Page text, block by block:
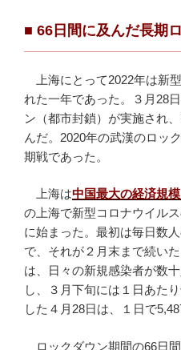
■ 66 日間に及んだ長期
上海にとって2022年は新
れた一年であった。３月28
ン（都市封鎖）が実施され
んだ。2020年の武漢のロッ
期戦であった。
上海は中国最大の経済規
の上海で新型コロナウイル
に始まった。最初は毎日数
で、それが２月末まで続い
は、日々の新規感染者が数
し、３月下旬には１日あた
した４月28日は、１日で
ロックダウン期間の66日